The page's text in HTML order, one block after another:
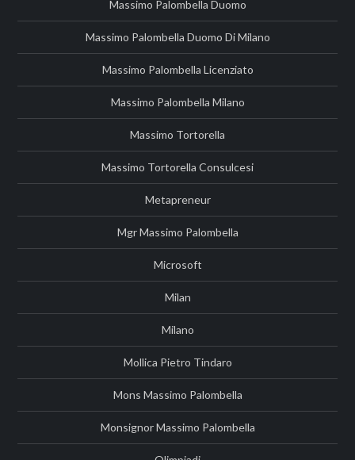
Massimo Palombella Duomo
Massimo Palombella Duomo Di Milano
Massimo Palombella Licenziato
Massimo Palombella Milano
Massimo Tortorella
Massimo Tortorella Consulcesi
Metapreneur
Mgr Massimo Palombella
Microsoft
Milan
Milano
Mollica Pietro Tindaro
Mons Massimo Palombella
Monsignor Massimo Palombella